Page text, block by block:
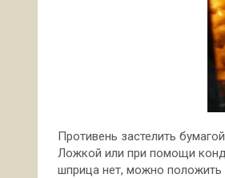
Противень застелить
Ложкой или при помощи
шприца нет, можно положить